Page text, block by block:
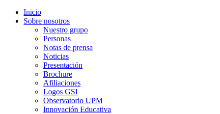
Inicio
Sobre nosotros
Nuestro grupo
Personas
Notas de prensa
Noticias
Presentación
Brochure
Afiliaciones
Logos GSI
Observatorio UPM
Innovación Educativa